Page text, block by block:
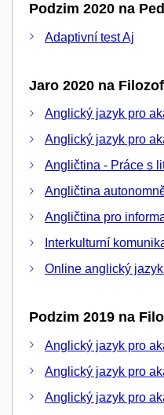
Podzim 2020 na
Adaptivní test Aj
Jaro 2020 na
Anglický jazyk pro
Anglický jazyk pro
Angličtina - Práce s
Angličtina
Angličtina pro
Interkulturní
Online anglický jazyk
Podzim 2019 na
Anglický jazyk pro
Anglický jazyk pro
Anglický jazyk pro